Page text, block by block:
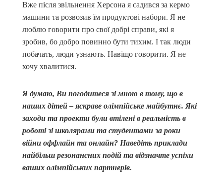
Вже після звільнення Херсона я садився за кермо
машини та розвозив їм продуктові набори. Я не
люблю говорити про свої добрі справи, які я
зробив, бо добро повинно бути тихим. І так люди
побачать, люди узнають. Навіщо говорити. Я не
хочу хвалитися.
Я думаю, Ви погодитеся зі мною в тому, що в
наших дітей – яскраве олімпійське майбутнє. Які
заходи та проекти були втілені в реальність в
роботі зі школярами та студентами за роки
війни оффлайн та онлайн? Наведіть приклади
найбільш резонансних подій та відзначте успіхи
ваших олімпійських партнерів.